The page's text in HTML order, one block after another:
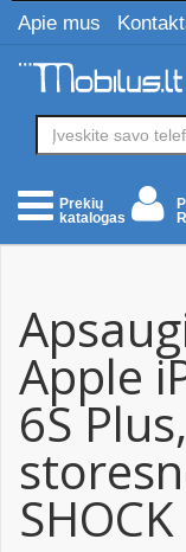
Apie mus
Prekių
katalogas
Apple
6S